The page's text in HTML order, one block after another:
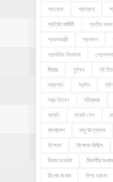
প্রতারক প্রতারণা
প্রতিষ্ঠা বার্ষিকী প্রতীক বরাদ্দ
প্রধানমন্ত্রী প্রশাসন
প্রাথমিক বিদ্যালয়
ফিচার ফুটবল বই
বজ্রপাত বড়দিন
বস্ত্র বিতরণ বহিষ্কার
বাজেট বাজেট পেশ
বাংলাদেশ বালু উত্তোলন
বিক্ষোভ বিক্ষোভ-মিছিল
বিদায় সংবর্ধনা বিভাগীয় সংবাদ
বিশেষ সংবাদ বিশ্ব ব্যাংক